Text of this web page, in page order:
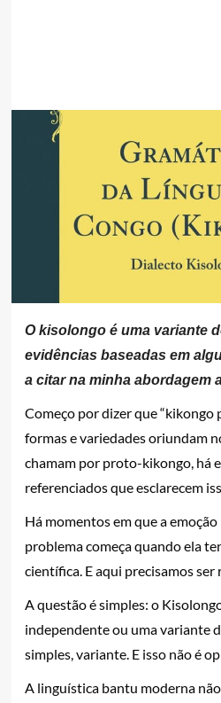
O kisolongo é uma variante
evidências baseadas em
a citar na minha abordagem
Começo por dizer que “kikongo
formas e variedades oriundam
chamam por proto-kikongo, há
referenciados que esclarecem
Há momentos em que a
problema começa quando ela
científica. E aqui precisamos ser
A questão é simples: o
independente ou uma variante
simples, variante. E isso não é
A linguística bantu moderna